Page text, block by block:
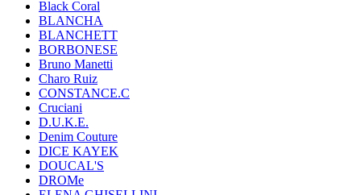
Black Coral
BLANCHA
BLANCHETT
BORBONESE
Bruno Manetti
Charo Ruiz
CONSTANCE.C
Cruciani
D.U.K.E.
Denim Couture
DICE KAYEK
DOUCAL'S
DROMe